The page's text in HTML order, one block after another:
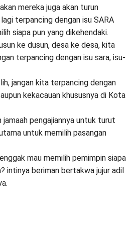
mereka juga akan turun
terpancing dengan isu SARA
siapa pun yang dikehendaki.
ke dusun, desa ke desa, kita
terpancing dengan isu sara, isu-
jangan kita terpancing dengan
kekacauan khususnya di Kota
pengajiannya untuk turut
untuk memilih pasangan
mau memilih pemimpin siapa
intinya beriman bertakwa jujur adil